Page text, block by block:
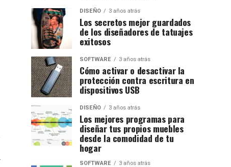
DISEÑO 3 años atrás
Los secretos mejor guardados
de los diseñadores de tatuajes
exitosos
SOFTWARE 3 años atrás
Cómo activar o desactivar la
protección contra escritura en
dispositivos USB
DISEÑO 3 años atrás
Los mejores programas para
diseñar tus propios muebles
desde la comodidad de tu
hogar
SOFTWARE 3 años atrás